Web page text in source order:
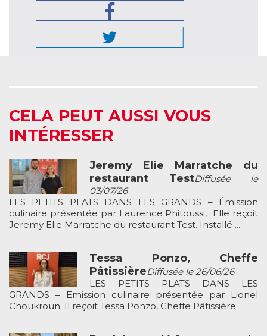
CELA PEUT AUSSI VOUS
INTÉRESSER
Jeremy Elie Marratche du
restaurant TestDiffusée le
03/07/26
LES PETITS PLATS DANS LES GRANDS – Émission
culinaire présentée par Laurence Phitoussi, Elle reçoit
Jeremy Elie Marratche du restaurant Test. Installé ...
Tessa Ponzo, Cheffe
PâtissièreDiffusée le 26/06/26
LES PETITS PLATS DANS LES
GRANDS – Emission culinaire présentée par Lionel
Choukroun. Il reçoit Tessa Ponzo, Cheffe Pâtissière.